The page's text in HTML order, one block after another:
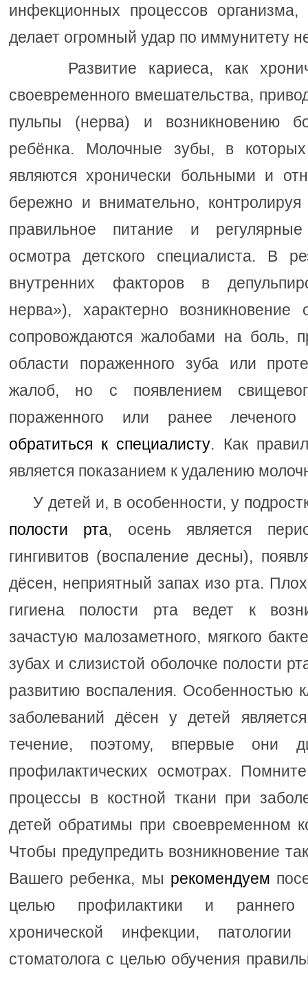
инфекционных процессов
делает огромный удар по иммунитету
Развитие кариеса, как
своевременного вмешательства,
пульпы (нерва) и возникновению
ребёнка. Молочные зубы, в
являются хронически больными и
бережно и внимательно, контролируя
правильное питание и
осмотра детского специалиста. В
внутренних факторов в
нерва»), характерно возникновение
сопровождаются жалобами на боль,
области пораженного зуба или
жалоб, но с появлением
пораженного или ранее
обратиться к специалисту. Как
является показанием к удалению
У детей и, в особенности, у
полости рта, осень является
гингивитов (воспаление десны),
дёсен, неприятный запах изо рта.
гигиена полости рта ведет к
зачастую малозаметного, мягкого
зубах и слизистой оболочке полости
развитию воспаления. Особенностью
заболеваний дёсен у детей
течение, поэтому, впервые они
профилактических осмотрах.
процессы в костной ткани при
детей обратимы при своевременном
Чтобы предупредить возникновение
Вашего ребенка, мы рекомендуем
целью профилактики и раннего
хронической инфекции,
стоматолога с целью обучения